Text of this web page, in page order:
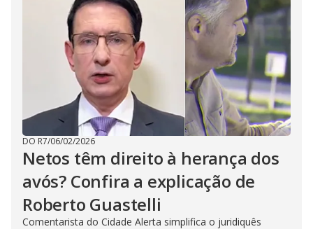
DO R7/06/02/2026
Netos têm direito à herança dos
avós? Confira a explicação de
Roberto Guastelli
Comentarista do Cidade Alerta simplifica o juridiquês